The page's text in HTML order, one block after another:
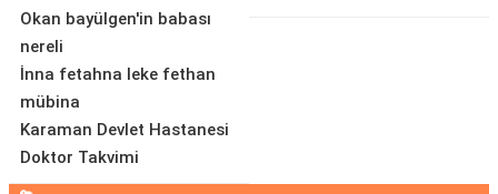
Okan bayülgen'in babası
nereli
İnna fetahna leke fethan
mübina
Karaman Devlet Hastanesi
Doktor Takvimi